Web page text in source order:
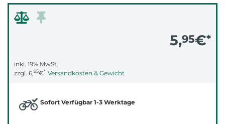
5,95€*
inkl. 19% MwSt.
zzgl. 6,95€* Versandkosten & Gewicht
Sofort Verfügbar 1-3 Werktage